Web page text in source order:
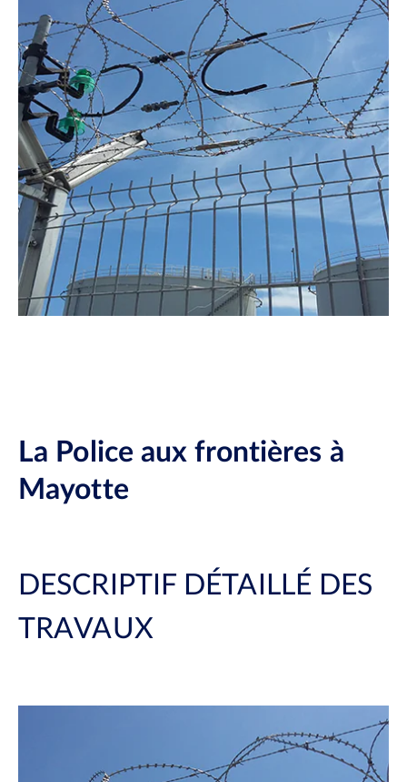
La Police aux frontières à
Mayotte
DESCRIPTIF DÉTAILLÉ DES
TRAVAUX